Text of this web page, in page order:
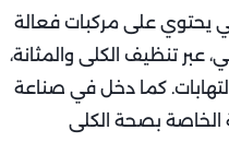
يحتوي على مركبات فعالة
عبر تنظيف الكلى والمثانة،
كما دخل في صناعة
الخاصة بصحة الكلى